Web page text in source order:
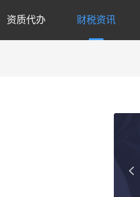
资质代办 财税资讯